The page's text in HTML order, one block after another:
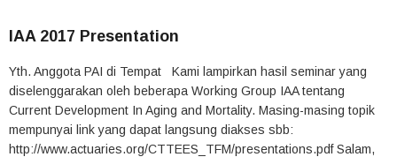
IAA 2017 Presentation
Yth. Anggota PAI di Tempat Kami lampirkan hasil seminar yang
diselenggarakan oleh beberapa Working Group IAA tentang
Current Development In Aging and Mortality. Masing-masing topik
mempunyai link yang dapat langsung diakses sbb:
http://www.actuaries.org/CTTEES_TFM/presentations.pdf Salam,